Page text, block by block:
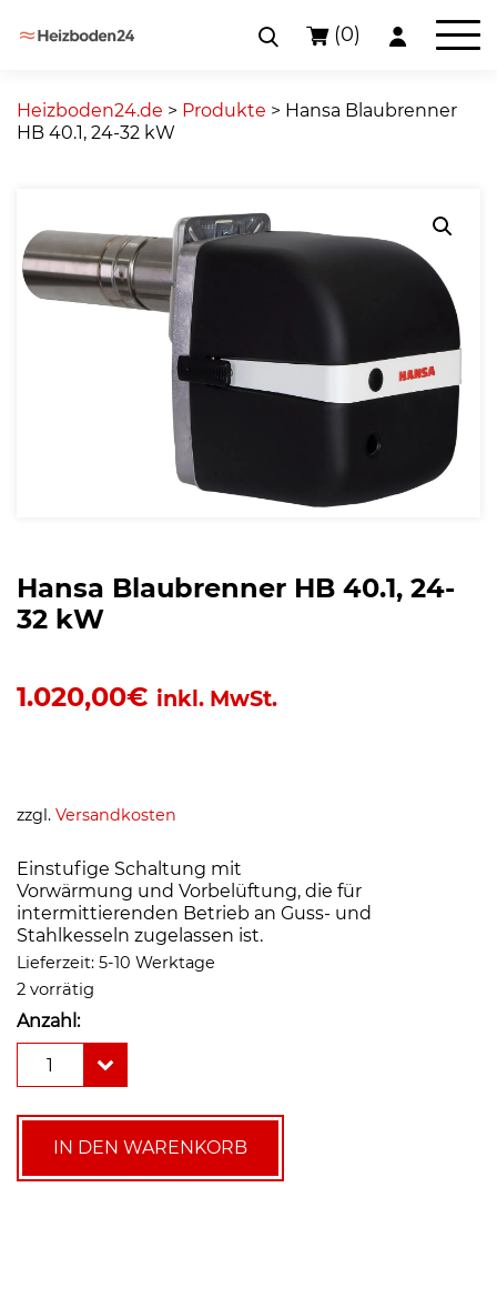
content
(0)
Heizboden24.de > Produkte > Hansa Blaubrenner
HB 40.1, 24-32 kW
Hansa Blaubrenner HB 40.1, 24-
32 kW
1.020,00€ inkl. MwSt.
zzgl. Versandkosten
Einstufige Schaltung mit
Vorwärmung und Vorbelüftung, die für
intermittierenden Betrieb an Guss- und
Stahlkesseln zugelassen ist.
Lieferzeit: 5-10 Werktage
2 vorrätig
Anzahl:
Blaubrenner
40.1,
kW
1
IN DEN WARENKORB